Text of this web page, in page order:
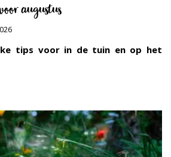
augustus
tips voor in de tuin en op het